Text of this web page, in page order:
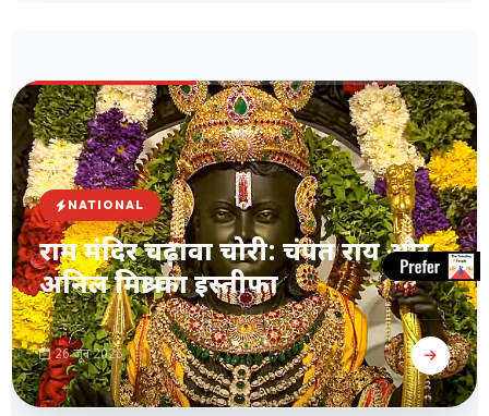
NATIONAL
राम मंदिर चढ़ावा चोरी: चंपत राय और
अनिल मिश्रा का इस्तीफा
26 जून 2026